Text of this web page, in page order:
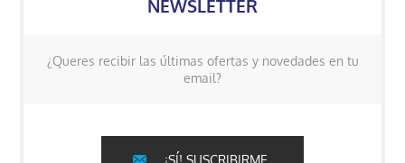
NEWSLETTER
¿Queres recibir las últimas ofertas y novedades en tu
email?
¡SÍ! SUSCRIBIRME